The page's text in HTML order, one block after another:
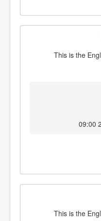
This is the
This is the